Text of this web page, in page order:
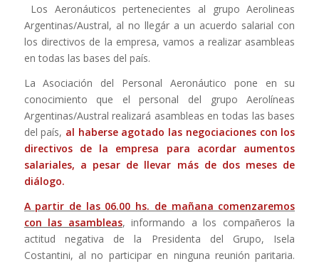
Los Aeronáuticos pertenecientes al grupo Aerolineas
Argentinas/Austral, al no llegár a un acuerdo salarial con
los directivos de la empresa, vamos a realizar asambleas
en todas las bases del país.
La Asociación del Personal Aeronáutico pone en su
conocimiento que el personal del grupo Aerolíneas
Argentinas/Austral realizará asambleas en todas las bases
del país, al haberse agotado las negociaciones con los
directivos de la empresa para acordar aumentos
salariales, a pesar de llevar más de dos meses de
diálogo.
A partir de las 06.00 hs. de mañana comenzaremos
con las asambleas, informando a los compañeros la
actitud negativa de la Presidenta del Grupo, Isela
Costantini, al no participar en ninguna reunión paritaria.